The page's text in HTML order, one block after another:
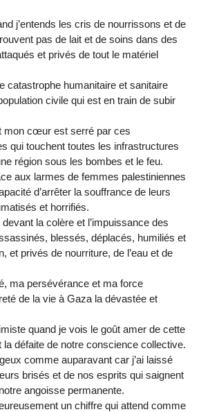
j’entends les cris de nourrissons et de
pas de lait et de soins dans des
et privés de tout le matériel
catastrophe humanitaire et sanitaire
civile qui est en train de subir
mon cœur est serré par ces
qui touchent toutes les infrastructures
région sous les bombes et le feu.
aux larmes de femmes palestiniennes
d’arrêter la souffrance de leurs
et horrifiés.
la colère et l’impuissance des
blessés, déplacés, humiliés et
et privés de nourriture, de l’eau et de
ma persévérance et ma force
de la vie à Gaza la dévastée et
quand je vois le goût amer de cette
défaite de notre conscience collective.
comme auparavant car j’ai laissé
brisés et de nos esprits qui saignent
angoisse permanente.
un chiffre qui attend comme